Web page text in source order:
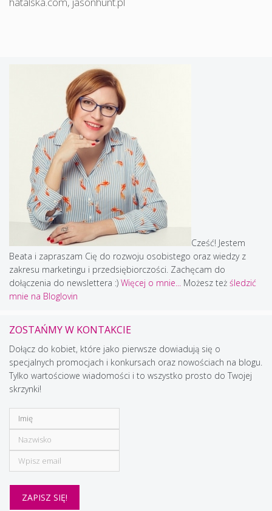
Cześć! Jestem
Beata i zapraszam Cię do rozwoju osobistego oraz wiedzy z
zakresu marketingu i przedsiębiorczości. Zachęcam do
dołączenia do newslettera :) Więcej o mnie... Możesz też śledzić
mnie na Bloglovin
ZOSTAŃMY W KONTAKCIE
Dołącz do kobiet, które jako pierwsze dowiadują się o
specjalnych promocjach i konkursach oraz nowościach na blogu.
Tylko wartościowe wiadomości i to wszystko prosto do Twojej
skrzynki!